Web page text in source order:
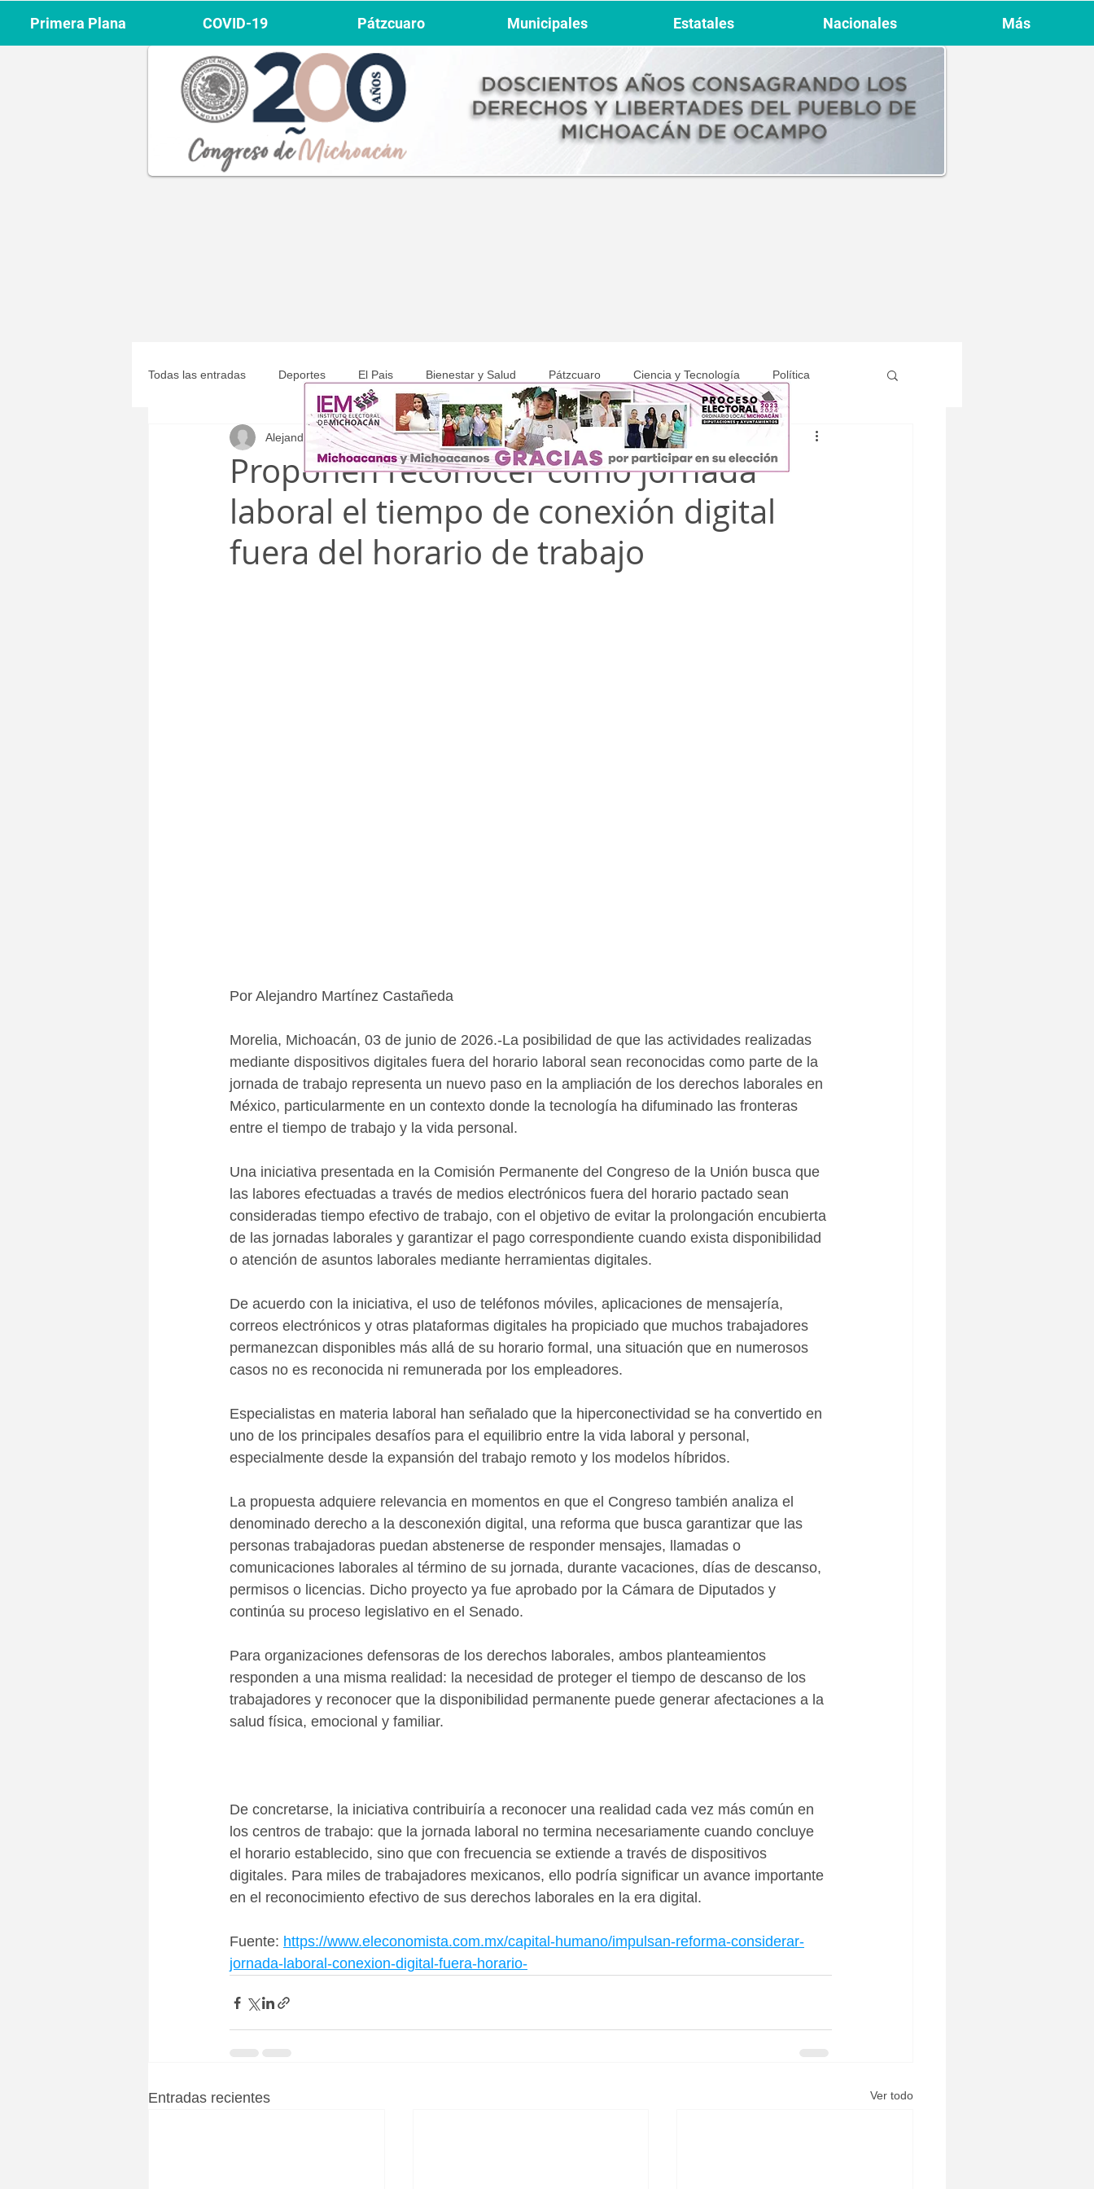
Todas las entradas Deportes El Pais Bienestar y Salud Pátzcuaro Ciencia y Tecnología Política
Michoacán Municipales COVID-19
Proponen reconocer como jornada
laboral el tiempo de conexión digital
fuera del horario de trabajo
Alejandro Martínez Castañeda 3 jun 2 min de lectura
Por Alejandro Martínez Castañeda
Morelia, Michoacán, 03 de junio de 2026.-La posibilidad de que las actividades realizadas
mediante dispositivos digitales fuera del horario laboral sean reconocidas como parte de la
jornada de trabajo representa un nuevo paso en la ampliación de los derechos laborales en
México, particularmente en un contexto donde la tecnología ha difuminado las fronteras
entre el tiempo de trabajo y la vida personal.
Una iniciativa presentada en la Comisión Permanente del Congreso de la Unión busca que
las labores efectuadas a través de medios electrónicos fuera del horario pactado sean
consideradas tiempo efectivo de trabajo, con el objetivo de evitar la prolongación encubierta
de las jornadas laborales y garantizar el pago correspondiente cuando exista disponibilidad
o atención de asuntos laborales mediante herramientas digitales.
De acuerdo con la iniciativa, el uso de teléfonos móviles, aplicaciones de mensajería,
correos electrónicos y otras plataformas digitales ha propiciado que muchos trabajadores
permanezcan disponibles más allá de su horario formal, una situación que en numerosos
casos no es reconocida ni remunerada por los empleadores.
Especialistas en materia laboral han señalado que la hiperconectividad se ha convertido en
uno de los principales desafíos para el equilibrio entre la vida laboral y personal,
especialmente desde la expansión del trabajo remoto y los modelos híbridos.
La propuesta adquiere relevancia en momentos en que el Congreso también analiza el
denominado derecho a la desconexión digital, una reforma que busca garantizar que las
personas trabajadoras puedan abstenerse de responder mensajes, llamadas o
comunicaciones laborales al término de su jornada, durante vacaciones, días de descanso,
permisos o licencias. Dicho proyecto ya fue aprobado por la Cámara de Diputados y
continúa su proceso legislativo en el Senado.
Para organizaciones defensoras de los derechos laborales, ambos planteamientos
responden a una misma realidad: la necesidad de proteger el tiempo de descanso de los
trabajadores y reconocer que la disponibilidad permanente puede generar afectaciones a la
salud física, emocional y familiar.
De concretarse, la iniciativa contribuiría a reconocer una realidad cada vez más común en
los centros de trabajo: que la jornada laboral no termina necesariamente cuando concluye
el horario establecido, sino que con frecuencia se extiende a través de dispositivos
digitales. Para miles de trabajadores mexicanos, ello podría significar un avance importante
en el reconocimiento efectivo de sus derechos laborales en la era digital.
Fuente: https://www.eleconomista.com.mx/capital-humano/impulsan-reforma-considerar-
jornada-laboral-conexion-digital-fuera-horario-
Entradas recientes Ver todo
Primera Plana COVID-19 Pátzcuaro Municipales Estatales Nacionales Más